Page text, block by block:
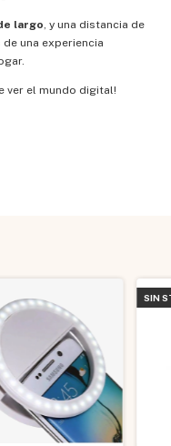
largo, y una distancia de
una experiencia
ver el mundo digital!
SIN